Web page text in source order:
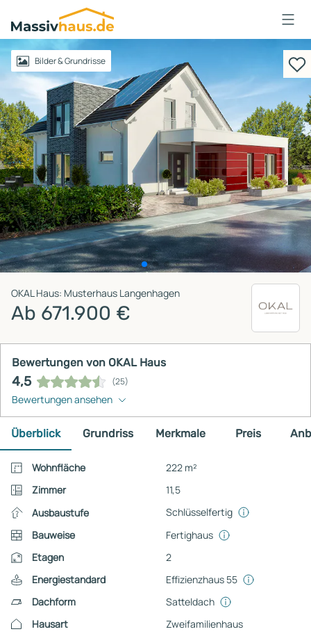
Massivhaus
Logo
AnmeldenBilder & Grundrisse
OKAL Haus: Musterhaus Langenhagen
Ab 671.900 €
Bewertungen von OKAL Haus
4,5 (25)
Bewertungen ansehen
Überblick Grundriss Merkmale Preis
Wohnfläche
222 m²
Zimmer
11,5
Ausbaustufe
Schlüsselfertig
Bauweise
Fertighaus
Etagen
2
Energiestandard
Effizienzhaus 55
Dachform
Satteldach
Hausart
Zweifamilienhaus